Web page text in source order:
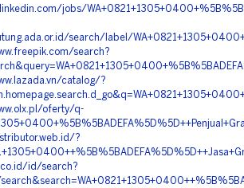
jobs/
search/label/
search?
catalog/?
oferty/q-
?
id/search?